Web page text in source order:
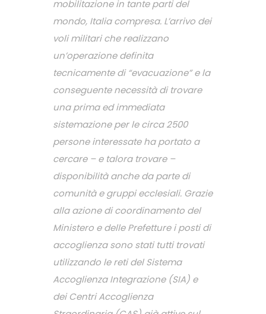
mobilitazione in tante parti del
mondo, Italia compresa. L’arrivo dei
voli militari che realizzano
un’operazione definita
tecnicamente di “evacuazione” e la
conseguente necessità di trovare
una prima ed immediata
sistemazione per le circa 2500
persone interessate ha portato a
cercare – e talora trovare –
disponibilità anche da parte di
comunità e gruppi ecclesiali. Grazie
alla azione di coordinamento del
Ministero e delle Prefetture i posti di
accoglienza sono stati tutti trovati
utilizzando le reti del Sistema
Accoglienza Integrazione (SIA) e
dei Centri Accoglienza